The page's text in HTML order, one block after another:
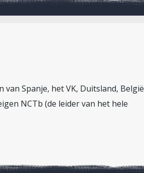
Spanje, het VK, Duitsland, België
NCTb (de leider van het hele